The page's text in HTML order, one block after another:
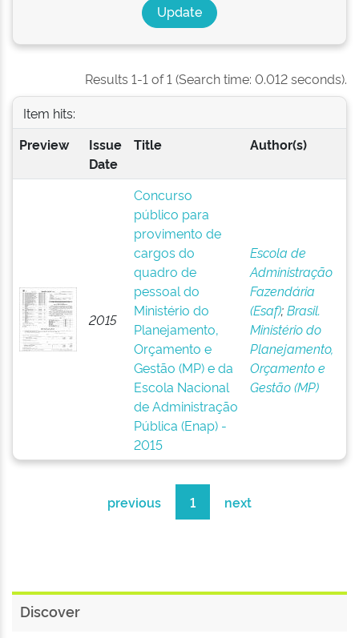
Results 1-1 of 1 (Search time: 0.012 seconds).
Item hits:
Preview
Issue
Date
Title Author(s)
2015
Concurso
público para
provimento de
cargos do
quadro de
pessoal do
Ministério do
Planejamento,
Orçamento e
Gestão (MP) e da
Escola Nacional
de Administração
Pública (Enap) -
2015
Escola de
Administração
Fazendária
(Esaf);Brasil.
Ministério do
Planejamento,
Orçamento e
Gestão (MP)
previous 1 next
Discover